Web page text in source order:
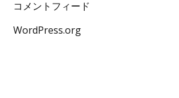
コメントフィード
WordPress.org